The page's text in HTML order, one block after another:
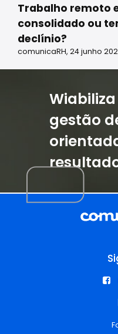
Trabalho remoto
consolidado ou
declínio?
comunicaRH, 24 junho
gestão